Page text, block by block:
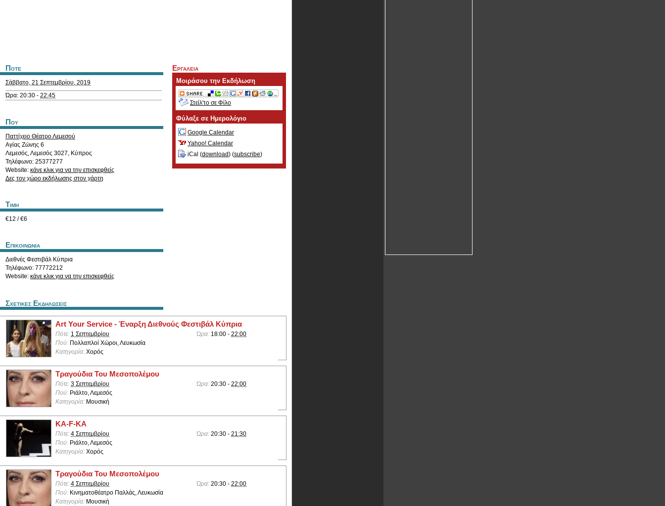
Ποτε
Σάββατο, 21 Σεπτεμβρίου, 2019
Ώρα: 20:30 - 22:45
Που
Παττίχειο Θέατρο Λεμεσού
Αγίας Ζώνης 6
Λεμεσός,Λεμεσός 3027, Κύπρος
Τηλέφωνο: 25377277
Website: κάνε κλικ για να την επισκεφθείς
Δες τον χώρο εκδήλωσης στον χάρτη
Τιμη
€12 / €6
Επικοινωνια
Διεθνές Φεστιβάλ Κύπρια
Τηλέφωνο: 77772212
Website: κάνε κλικ για να την επισκεφθείς
Εργαλεια
Μοιράσου την Εκδήλωση
Στείλ'το σε Φίλο
Φύλαξε σε Ημερολόγιο
Google Calendar
Yahoo! Calendar
iCal (download) (subscribe)
Σχετικες Εκδηλωσεις
Art Your Service - Έναρξη Διεθνούς Φεστιβάλ Κύπρια
Πότε: 1 Σεπτεμβρίου Ώρα: 18:00 - 22:00
Πού: Πολλαπλοί Χώροι, Λευκωσία
Κατηγορία: Χορός
Τραγούδια Του Μεσοπολέμου
Πότε: 3 Σεπτεμβρίου Ώρα: 20:30 - 22:00
Πού: Ριάλτο, Λεμεσός
Κατηγορία: Μουσική
KA-F-KA
Πότε: 4 Σεπτεμβρίου Ώρα: 20:30 - 21:30
Πού: Ριάλτο, Λεμεσός
Κατηγορία: Χορός
Τραγούδια Του Μεσοπολέμου
Πότε: 4 Σεπτεμβρίου Ώρα: 20:30 - 22:00
Πού: Κινηματοθέατρο Παλλάς, Λευκωσία
Κατηγορία: Μουσική